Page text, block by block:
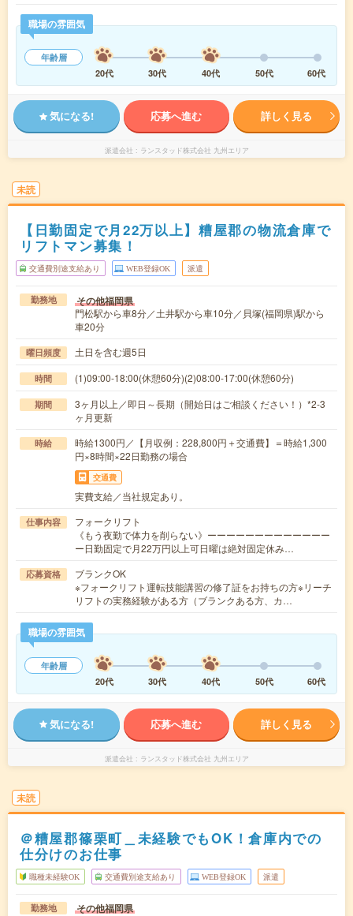
職場の雰囲気
年齢層
20代
30代 40代 50代 60代
気になる! 応募へ進む 詳しく見る
派遣会社 ランスタッド株式会社 九州エリア
未読
【日勤固定で月22万以上】糟屋郡の物流倉庫で
リフトマン募集！
交通費別途支給あり WEB登録OK 派遣
勤務地 その他福岡県
門松駅から車8分／土井駅から車10分／貝塚(福岡県)駅から
車20分
曜日頻度 土日を含む週5日
時間 (1)09:00-18:00(休憩60分)(2)08:00-17:00(休憩60分)
期間
3ヶ月以上／即日～長期（開始日はご相談ください！）*2-3
ヶ月更新
時給
時給1300円／【月収例：228,800円＋交通費】＝時給1,300
円×8時間×22日勤務の場合
交通費
実費支給／当社規定あり。
仕事内容
フォークリフト
《もう夜勤で体力を削らない》ーーーーーーーーーーーーー
ー日勤固定で月22万円以上可日曜は絶対固定休み…
応募資格
ブランクOK
※フォークリフト運転技能講習の修了証をお持ちの方※リーチ
リフトの実務経験がある方（ブランクある方、カ…
職場の雰囲気
年齢層
20代
30代 40代 50代 60代
気になる! 応募へ進む 詳しく見る
派遣会社 ランスタッド株式会社 九州エリア
未読
＠糟屋郡篠栗町＿未経験でもOK！倉庫内での
仕分けのお仕事
職種未経験OK 交通費別途支給あり WEB登録OK 派遣
勤務地 その他福岡県